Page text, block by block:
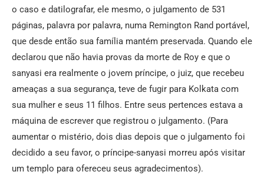
o caso e datilografar, ele mesmo, o julgamento de 531
páginas, palavra por palavra, numa Remington Rand portável,
que desde então sua família mantém preservada. Quando ele
declarou que não havia provas da morte de Roy e que o
sanyasi era realmente o jovem príncipe, o juiz, que recebeu
ameaças a sua segurança, teve de fugir para Kolkata com
sua mulher e seus 11 filhos. Entre seus pertences estava a
máquina de escrever que registrou o julgamento. (Para
aumentar o mistério, dois dias depois que o julgamento foi
decidido a seu favor, o príncipe-sanyasi morreu após visitar
um templo para ofereceu seus agradecimentos).